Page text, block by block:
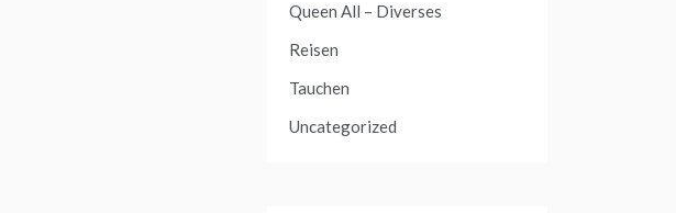
Queen All – Diverses
Reisen
Tauchen
Uncategorized